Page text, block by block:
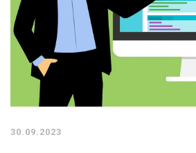
30.09.2023